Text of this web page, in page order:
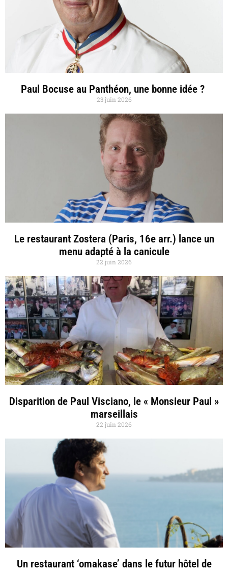
Paul Bocuse au Panthéon, une bonne idée ?
23 juin 2026
Le restaurant Zostera (Paris, 16e arr.) lance un
menu adapté à la canicule
22 juin 2026
Disparition de Paul Visciano, le « Monsieur Paul »
marseillais
22 juin 2026
Un restaurant ‘omakase’ dans le futur hôtel de